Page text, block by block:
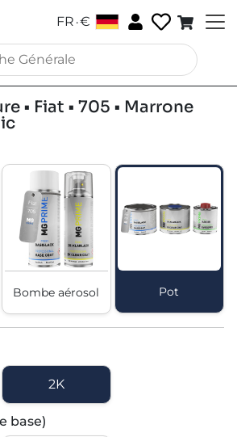
FR .€
• Fiat • 705 • Marrone
Bombe aérosol Pot
2K
base)